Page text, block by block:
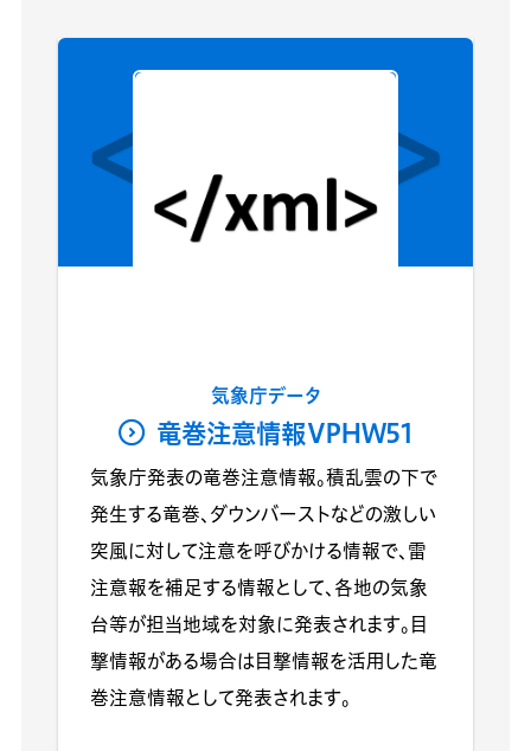
気象庁データ
竜巻注意情報VPHW51
気象庁発表の竜巻注意情報。積乱雲の下で
発生する竜巻、ダウンバーストなどの激しい
突風に対して注意を呼びかける情報で、雷
注意報を補足する情報として、各地の気象
台等が担当地域を対象に発表されます。目
撃情報がある場合は目撃情報を活用した竜
巻注意情報として発表されます。